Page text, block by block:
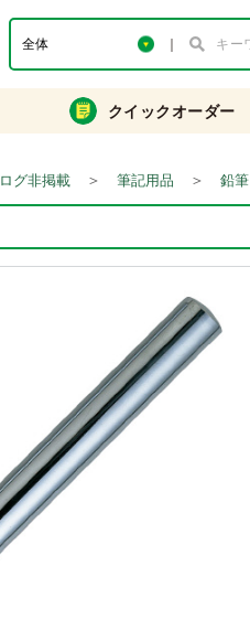
クイックオーダー
グ非掲載 ＞ 筆記用品 ＞ 鉛筆